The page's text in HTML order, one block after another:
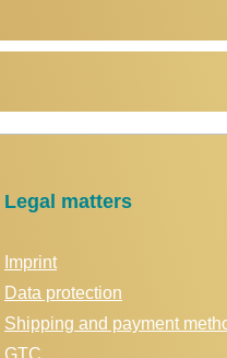
Legal matters
Imprint
Data protection
Shipping and payment